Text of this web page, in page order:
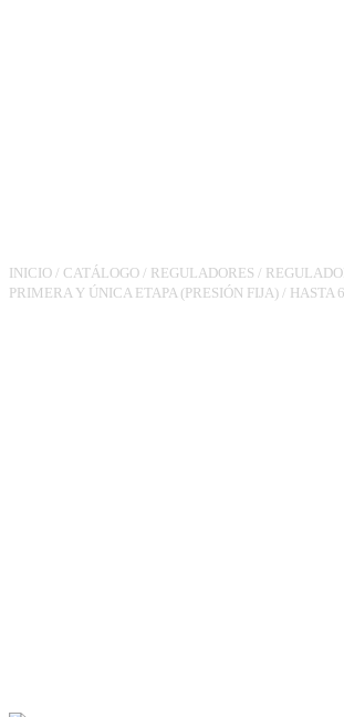
INICIO / CATÁLOGO / REGULADORES /
PRIMERA Y ÚNICA ETAPA (PRESIÓN FIJA) / HASTA